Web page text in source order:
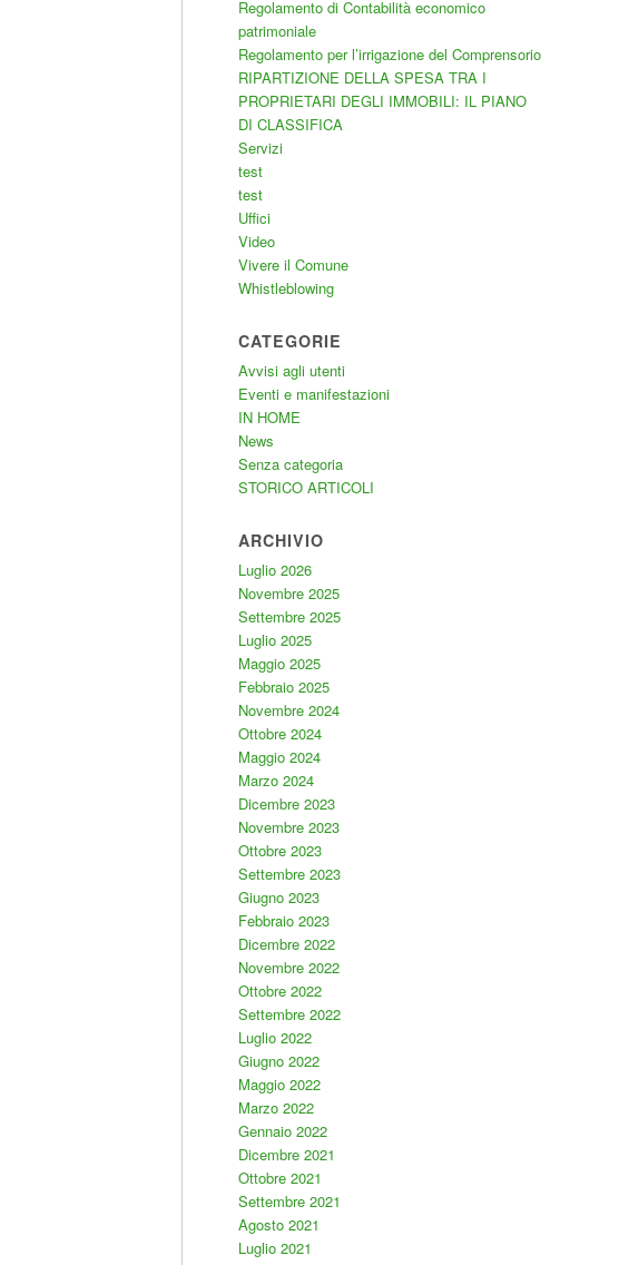
Regolamento di Contabilità economico
patrimoniale
Regolamento per l’irrigazione del Comprensorio
RIPARTIZIONE DELLA SPESA TRA I
PROPRIETARI DEGLI IMMOBILI: IL PIANO
DI CLASSIFICA
Servizi
test
test
Uffici
Video
Vivere il Comune
Whistleblowing
CATEGORIE
Avvisi agli utenti
Eventi e manifestazioni
IN HOME
News
Senza categoria
STORICO ARTICOLI
ARCHIVIO
Luglio 2026
Novembre 2025
Settembre 2025
Luglio 2025
Maggio 2025
Febbraio 2025
Novembre 2024
Ottobre 2024
Maggio 2024
Marzo 2024
Dicembre 2023
Novembre 2023
Ottobre 2023
Settembre 2023
Giugno 2023
Febbraio 2023
Dicembre 2022
Novembre 2022
Ottobre 2022
Settembre 2022
Luglio 2022
Giugno 2022
Maggio 2022
Marzo 2022
Gennaio 2022
Dicembre 2021
Ottobre 2021
Settembre 2021
Agosto 2021
Luglio 2021